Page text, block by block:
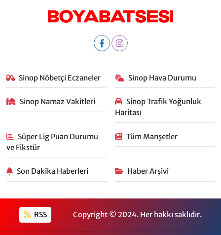
Sinop Nöbetçi Eczaneler Sinop Hava Durumu
Sinop Namaz Vakitleri
Sinop Trafik Yoğunluk
Haritası
Süper Lig Puan Durumu
ve Fikstür
Tüm Manşetler
Son Dakika Haberleri Haber Arşivi
RSS Copyright © 2024. Her hakkı saklıdır.